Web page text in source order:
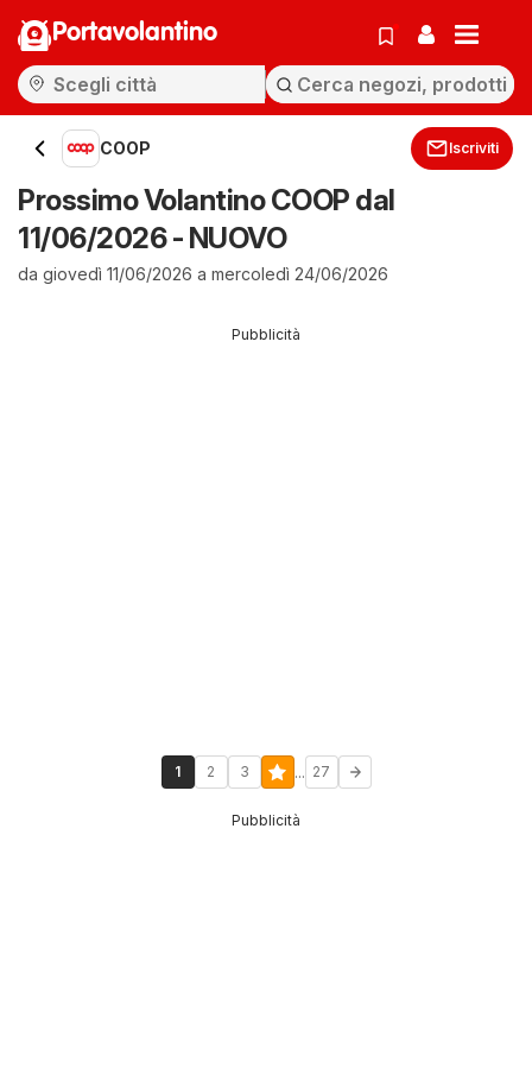
Portavolantino
COOP Iscriviti
Prossimo Volantino COOP dal
11/06/2026 - NUOVO
da giovedì 11/06/2026 a mercoledì 24/06/2026
Pubblicità
1 2 3 ... 27
Pubblicità